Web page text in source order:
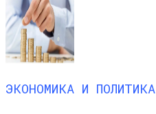
ЭКОНОМИКА И ПОЛИТИКА